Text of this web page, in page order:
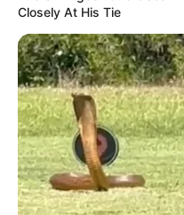
Closely At His Tie